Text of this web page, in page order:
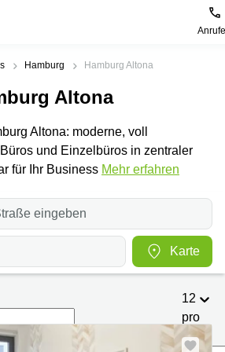
Hamburg Hamburg Altona
Altona
Altona: moderne, voll
und Einzelbüros in zentraler
für Ihr Business Mehr erfahren
Karte
12
pro
Seite